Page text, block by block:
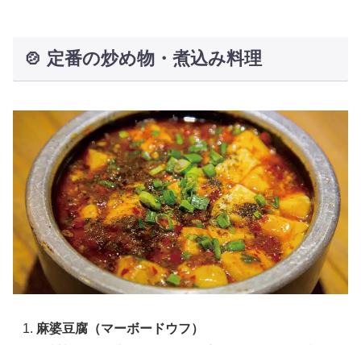
🍲 定番の炒め物・煮込み料理
麻婆豆腐（マーボードウフ）